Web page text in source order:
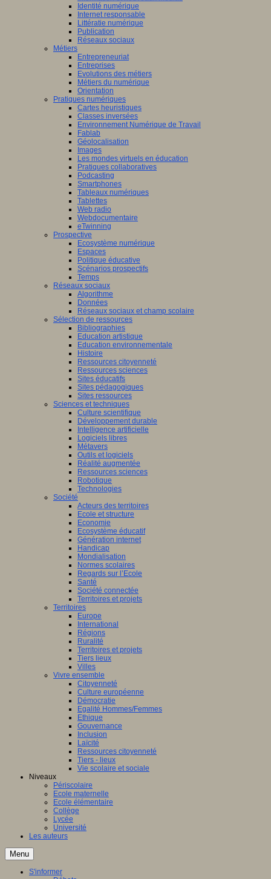
Identité numérique
Internet responsable
Littératie numérique
Publication
Réseaux sociaux
Métiers
Entrepreneuriat
Entreprises
Evolutions des métiers
Métiers du numérique
Orientation
Pratiques numériques
Cartes heuristiques
Classes inversées
Environnement Numérique de Travail
Fablab
Géolocalisation
Images
Les mondes virtuels en éducation
Pratiques collaboratives
Podcasting
Smartphones
Tableaux numériques
Tablettes
Web radio
Webdocumentaire
eTwinning
Prospective
Ecosystème numérique
Espaces
Politique éducative
Scénarios prospectifs
Temps
Réseaux sociaux
Algorithme
Données
Réseaux sociaux et champ scolaire
Sélection de ressources
Bibliographies
Education artistique
Education environnementale
Histoire
Ressources citoyenneté
Ressources sciences
Sites éducatifs
Sites pédagogiques
Sites ressources
Sciences et techniques
Culture scientifique
Développement durable
Intelligence artificielle
Logiciels libres
Métavers
Outils et logiciels
Réalité augmentée
Ressources sciences
Robotique
Technologies
Société
Acteurs des territoires
Ecole et structure
Economie
Ecosystème éducatif
Génération internet
Handicap
Mondialisation
Normes scolaires
Regards sur l’Ecole
Santé
Société connectée
Territoires et projets
Territoires
Europe
International
Régions
Ruralité
Territoires et projets
Tiers lieux
Villes
Vivre ensemble
Citoyenneté
Culture européenne
Démocratie
Egalité Hommes/Femmes
Ethique
Gouvernance
Inclusion
Laïcité
Ressources citoyenneté
Tiers - lieux
Vie scolaire et sociale
Niveaux
Périscolaire
Ecole maternelle
Ecole élémentaire
Collège
Lycée
Université
Les auteurs
Menu
S'informer